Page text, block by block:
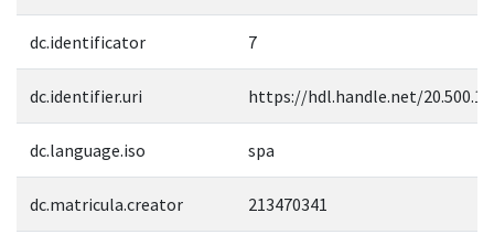
dc.identificator 7
dc.identifier.uri https://hdl.handle.net/
dc.language.iso spa
dc.matricula.creator 213470341